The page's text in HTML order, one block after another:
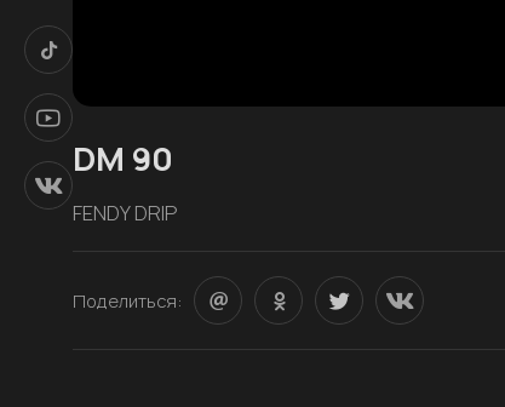
DM 90
FENDY DRIP
Поделиться: